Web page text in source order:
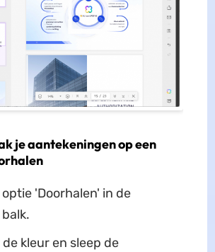
je aantekeningen op een
optie 'Doorhalen' in de
kleur en sleep de